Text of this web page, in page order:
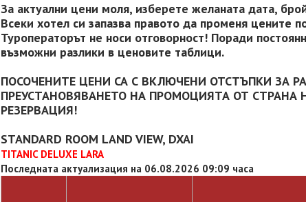
За актуални цени моля, изберете желаната дата,
Всеки хотел си запазва правото да променя цените
Туроператорът не носи отговорност! Поради
възможни разлики в ценовите таблици.
ПОСОЧЕНИТЕ ЦЕНИ СА С ВКЛЮЧЕНИ ОТСТЪПКИ ЗА
ПРЕУСТАНОВЯВАНЕТО НА ПРОМОЦИЯТА ОТ СТРАНА
РЕЗЕРВАЦИЯ!
STANDARD ROOM LAND VIEW, DXAI
TITANIC DELUXE LARA
Последната актуализация на 06.08.2026 09:09 часа